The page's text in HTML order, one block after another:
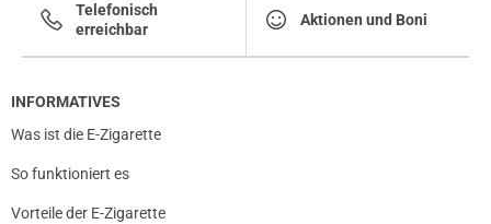
Telefonisch
erreichbar
Aktionen und Boni
INFORMATIVES
Was ist die E-Zigarette
So funktioniert es
Vorteile der E-Zigarette